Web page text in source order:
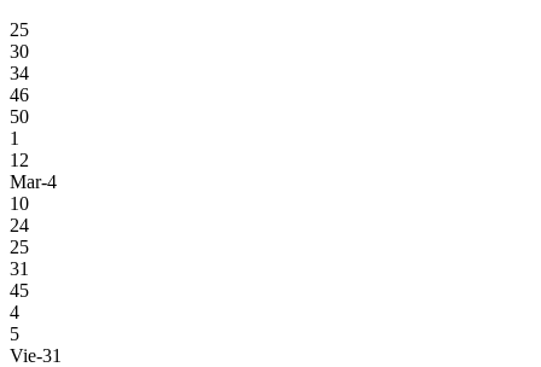
25
30
34
46
50
1
12
Mar-4
10
24
25
31
45
4
5
Vie-31